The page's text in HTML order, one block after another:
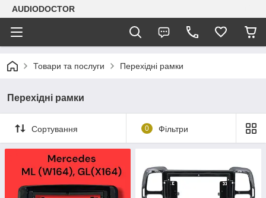
AUDIODOCTOR
Товари та послуги Перехідні рамки
Перехідні рамки
Сортування 0 Фільтри